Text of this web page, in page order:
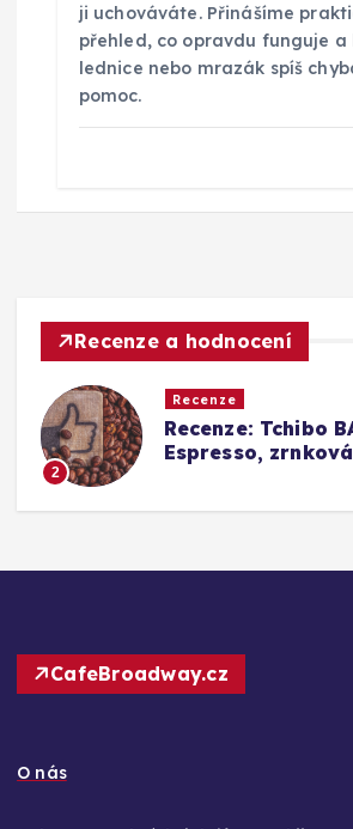
ji uchováváte. Přinášíme
přehled, co opravdu funguje a
lednice nebo mrazák spíš
pomoc.
Recenze a hodnocení
3
Recenze
Srovnání a
Barista Caffè
CafeBroadway.cz
O nás